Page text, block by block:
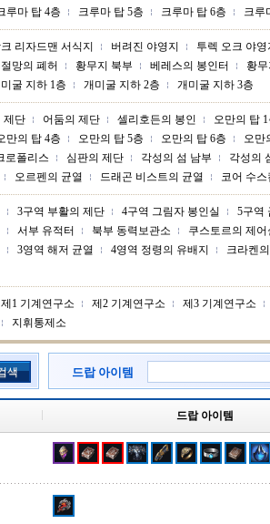
루마 탑 4층 크루마 탑 5층 크루마 탑 6층 크루
리자드맨 서식지 버려진 야영지
투렉 오크 야영
절망의 폐허 황무지 북부 베레스의 봉인터
황무
굴 지하 1층 개미굴 지하 2층 개미굴 지하 3층
제단 어둠의 제단 셀리호든의 봉인
오만의 탑 1
만의 탑 4층 오만의 탑 5층 오만의 탑 6층
오만
로폴리스 심판의 제단 각성의 섬 남부
각성의
오르펜의 균열 드래곤 비스트의 균열 코어 수스
3구역 부활의 제단 4구역 그림자 봉인실
5구역
서부 유적터 북부 동력보관소
쿠스토르의 제어
3영역 해저 균열 4영역 정령의 유배지
크라켄
제1 기계연구소 제2 기계연구소 제3 기계연구소
지휘통제소
색 드랍 아이템
드랍 아이템